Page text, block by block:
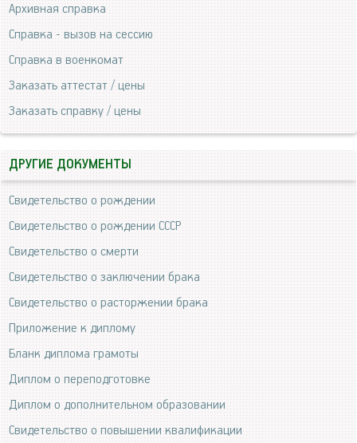
Архивная справка
Справка - вызов на сессию
Справка в военкомат
Заказать аттестат / цены
Заказать справку / цены
ДРУГИЕ ДОКУМЕНТЫ
Свидетельство о рождении
Свидетельство о рождении СССР
Свидетельство о смерти
Свидетельство о заключении брака
Свидетельство о расторжении брака
Приложение к диплому
Бланк диплома грамоты
Диплом о переподготовке
Диплом о дополнительном образовании
Свидетельство о повышении квалификации